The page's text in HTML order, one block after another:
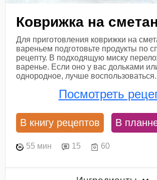
Коврижка на
Для приготовления коврижки на
вареньем подготовьте продукты по
рецепту. В подходящую миску
варенье. Если оно у вас дольками
однородное, лучше
Посмотреть
В книгу рецептов В
55 мин 15 60